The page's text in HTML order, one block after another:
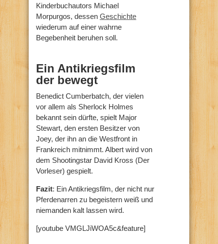
Kinderbuchautors Michael
Morpurgos, dessen Geschichte
wiederum auf einer wahrne
Begebenheit beruhen soll.
Ein Antikriegsfilm
der bewegt
Benedict Cumberbatch, der vielen
vor allem als Sherlock Holmes
bekannt sein dürfte, spielt Major
Stewart, den ersten Besitzer von
Joey, der ihn an die Westfront in
Frankreich mitnimmt. Albert wird von
dem Shootingstar David Kross (Der
Vorleser) gespielt.
Fazit: Ein Antikriegsfilm, der nicht nur
Pferdenarren zu begeistern weiß und
niemanden kalt lassen wird.
[youtube VMGLJiWOA5c&feature]